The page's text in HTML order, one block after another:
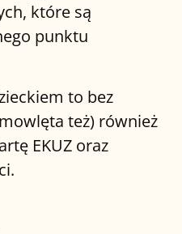
które są
punktu
to bez
też) również
EKUZ oraz